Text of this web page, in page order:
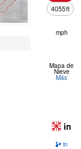
4055ft
mph
Mapa de
Nieve
Más
in
in